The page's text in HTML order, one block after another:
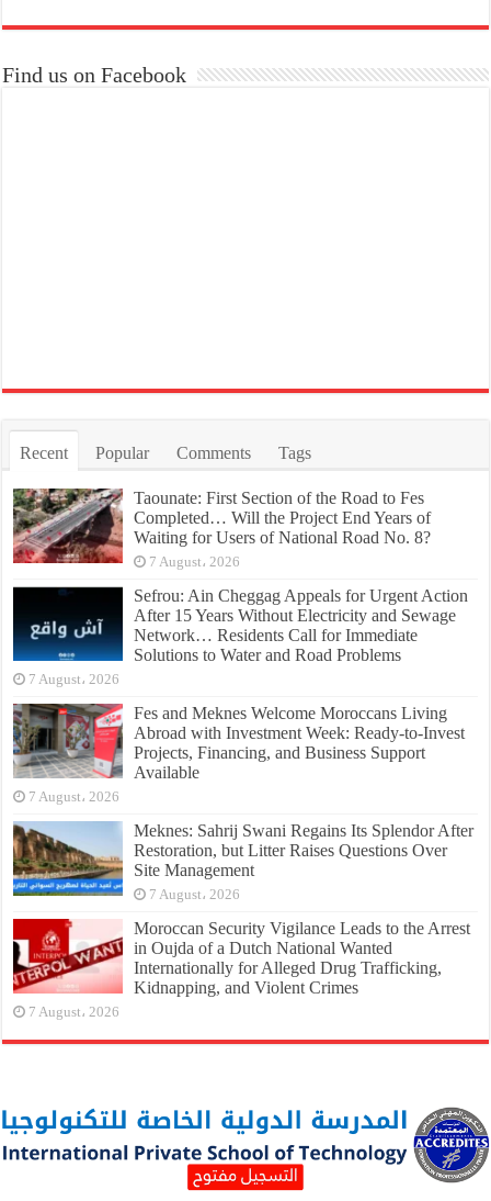
Find us on Facebook
Recent Popular Comments Tags
Taounate: First Section of the Road to Fes
Completed… Will the Project End Years of
Waiting for Users of National Road No. 8?
7 August، 2026
Sefrou: Ain Cheggag Appeals for Urgent Action
After 15 Years Without Electricity and Sewage
Network… Residents Call for Immediate
Solutions to Water and Road Problems
7 August، 2026
Fes and Meknes Welcome Moroccans Living
Abroad with Investment Week: Ready-to-Invest
Projects, Financing, and Business Support
Available
7 August، 2026
Meknes: Sahrij Swani Regains Its Splendor After
Restoration, but Litter Raises Questions Over
Site Management
7 August، 2026
Moroccan Security Vigilance Leads to the Arrest
in Oujda of a Dutch National Wanted
Internationally for Alleged Drug Trafficking,
Kidnapping, and Violent Crimes
7 August، 2026